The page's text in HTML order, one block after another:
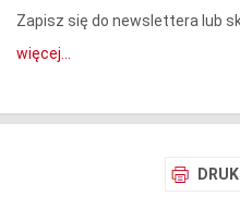
Zapisz się do newslettera lub
więcej...